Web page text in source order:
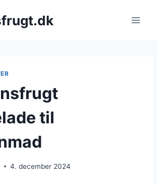
til
4. december 2024